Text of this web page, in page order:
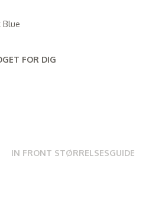
Blue
FOR DIG
IN FRONT STØRRELSESGUIDE